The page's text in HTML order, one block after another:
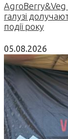
AgroBerry&Veg
галузі
події року
05.08.2026